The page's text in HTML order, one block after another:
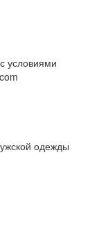
условиями
одежды